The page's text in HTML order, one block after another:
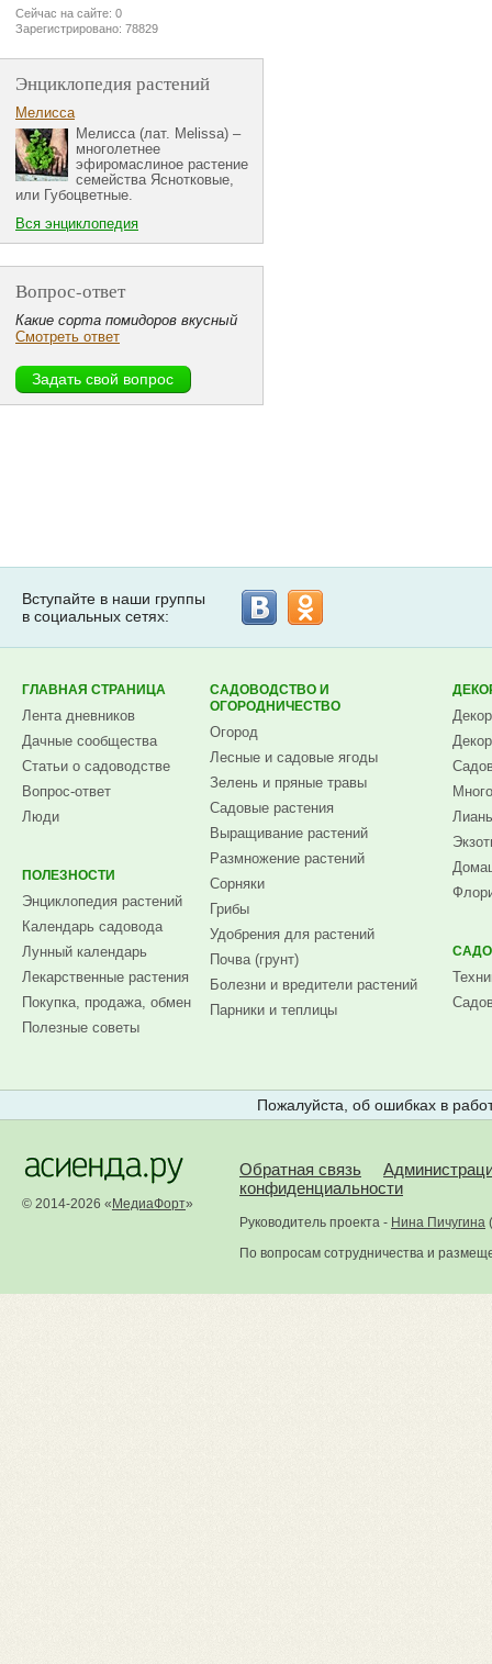
Сейчас на сайте: 0
Зарегистрировано: 78829
Энциклопедия растений
Мелисса
Мелисса (лат. Melissa) –
многолетнее
эфиромаслиное растение
семейства Яснотковые,
или Губоцветные.
Вся энциклопедия
Вопрос-ответ
Какие сорта помидоров вкусный
Смотреть ответ
Вступайте в наши группы
в социальных сетях:
ГЛАВНАЯ СТРАНИЦА
Лента дневников
Дачные сообщества
Статьи о садоводстве
Вопрос-ответ
Люди
ПОЛЕЗНОСТИ
Энциклопедия растений
Календарь садовода
Лунный календарь
Лекарственные растения
Покупка, продажа, обмен
Полезные советы
САДОВОДСТВО И
ОГОРОДНИЧЕСТВО
Огород
Лесные и садовые ягоды
Зелень и пряные травы
Садовые растения
Выращивание растений
Размножение растений
Сорняки
Грибы
Удобрения для растений
Почва (грунт)
Болезни и вредители растений
Парники и теплицы
Пожалуйста, об ошибках в
© 2014-2026 « МедиаФорт»
Обратная связь
конфиденциальности
Руководитель проекта - Нина Пичугина (
По вопросам сотрудничества и